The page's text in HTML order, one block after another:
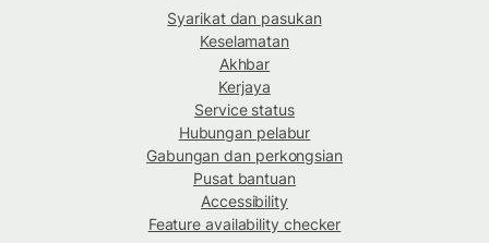
Syarikat dan pasukan
Keselamatan
Akhbar
Kerjaya
Service status
Hubungan pelabur
Gabungan dan perkongsian
Pusat bantuan
Accessibility
Feature availability checker